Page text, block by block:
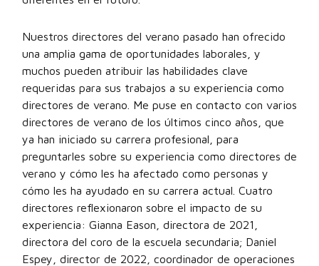
Nuestros directores del verano pasado han ofrecido
una amplia gama de oportunidades laborales, y
muchos pueden atribuir las habilidades clave
requeridas para sus trabajos a su experiencia como
directores de verano. Me puse en contacto con varios
directores de verano de los últimos cinco años, que
ya han iniciado su carrera profesional, para
preguntarles sobre su experiencia como directores de
verano y cómo les ha afectado como personas y
cómo les ha ayudado en su carrera actual. Cuatro
directores reflexionaron sobre el impacto de su
experiencia: Gianna Eason, directora de 2021,
directora del coro de la escuela secundaria; Daniel
Espey, director de 2022, coordinador de operaciones